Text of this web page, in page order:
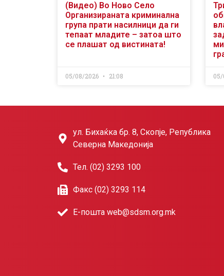
(Видео) Во Ново Село
Организираната криминална
група прати насилници да ги
тепаат младите – затоа што
се плашат од вистината!
05/08/2026 21:08
ул. Бихаќка бр. 8, Скопје, Република
Северна Македонија
Тел. (02) 3293 100
Факс (02) 3293 114
Е-пошта web@sdsm.org.mk